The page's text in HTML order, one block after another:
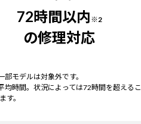
72時間以内 ※2
の修理対応
部モデルは対象外です。
均時間。状況によっては72時間を超える
す。